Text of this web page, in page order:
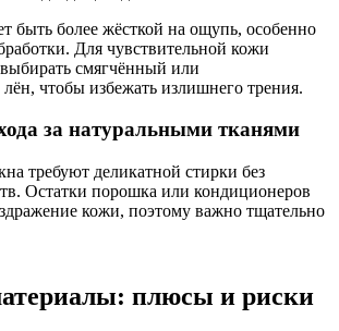
быть более жёсткой на ощупь, особенно
Для чувствительной кожи
смягчённый или
чтобы избежать излишнего трения.
за натуральными тканями
требуют деликатной стирки без
Остатки порошка или кондиционеров
кожи, поэтому важно тщательно
плюсы и риски